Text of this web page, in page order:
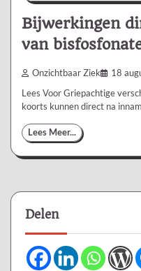
Bijwerkingen
van
Onzichtbaar Ziek 18
Lees Voor Griepachtige
koorts kunnen direct na
Lees Meer...
Delen